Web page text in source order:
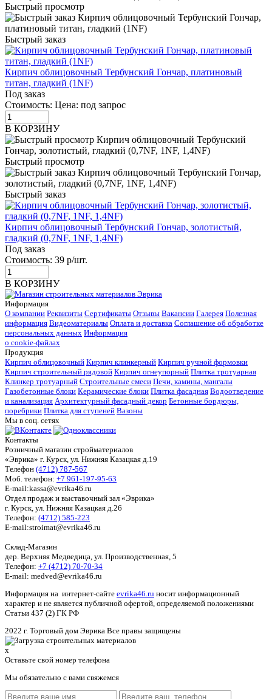
Быстрый просмотр
Быстрый заказ
Кирпич облицовочный Тербунский Гончар, платиновый
титан, гладкий (1NF)
Под заказ
Стоимость: Цена: под запрос
В КОРЗИНУ
Быстрый просмотр
Быстрый заказ
Кирпич облицовочный Тербунский Гончар, золотистый,
гладкий (0,7NF, 1NF, 1,4NF)
Под заказ
Стоимость: 39 р/шт.
В КОРЗИНУ
Информация
О компании Реквизиты Сертификаты Отзывы Вакансии Галерея Полезная
информация Видеоматериалы Оплата и доставка Соглашение об обработке
персональных данных Информация
о cookie-файлах
Продукция
Кирпич облицовочный Кирпич клинкерный Кирпич ручной формовки
Кирпич строительный рядовой Кирпич огнеупорный Плитка тротуарная
Клинкер тротуарный Строительные смеси Печи, камины, мангалы
Газобетонные блоки Керамические блоки Плитка фасадная Водоотведение
и канализация Архитектурный фасадный декор Бетонные бордюры,
поребрики Плитка для ступеней Вазоны
Мы в соц. сетях
Контакты
Розничный магазин стройматериалов
«Эврика» г. Курск, ул. Нижняя Казацкая д.19
Телефон (4712) 787-567
Моб. телефон: +7 961-197-95-63
E-mail:kassa@evrika46.ru
Отдел продаж и выставочный зал «Эврика»
г. Курск, ул. Нижняя Казацкая д.26
Телефон: (4712) 585-223
E-mail:stroimat@evrika46.ru
Склад-Магазин
дер. Верхняя Медведица, ул. Производственная, 5
Телефон: +7 (4712) 70-70-34
E-mail: medved@evrika46.ru
Информация на интернет-сайте evrika46.ru носит информационный
характер и не является публичной офертой, определяемой положениями
Статьи 437 (2) ГК РФ
2022 г. Торговый дом Эврика Все правы защищены
x
Оставьте свой номер телефона
Мы обязательно с вами свяжемся